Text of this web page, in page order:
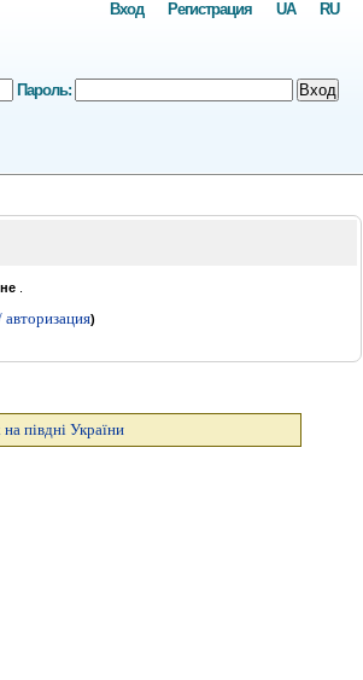
RU
UA
Регистрация
Вход
Пароль: Вход
авторизация)
півдні України